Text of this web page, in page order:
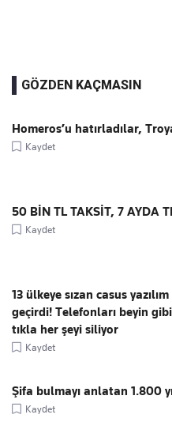
GÖZDEN KAÇMASIN
Homeros’u hatırladılar,
Kaydet
50 BİN TL TAKSİT, 7 AYDA
Kaydet
13 ülkeye sızan casus
geçirdi! Telefonları beyin
tıkla her şeyi siliyor
Kaydet
Şifa bulmayı anlatan 1.800
Kaydet